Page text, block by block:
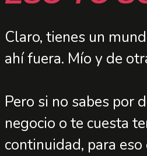
Claro, tienes un
ahí fuera. Mío y de
Pero si no sabes por
negocio o te cuesta
continuidad, para eso